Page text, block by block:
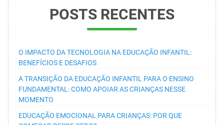
POSTS RECENTES
O IMPACTO DA TECNOLOGIA NA EDUCAÇÃO INFANTIL:
BENEFÍCIOS E DESAFIOS
A TRANSIÇÃO DA EDUCAÇÃO INFANTIL PARA O ENSINO
FUNDAMENTAL: COMO APOIAR AS CRIANÇAS NESSE
MOMENTO
EDUCAÇÃO EMOCIONAL PARA CRIANÇAS: POR QUE